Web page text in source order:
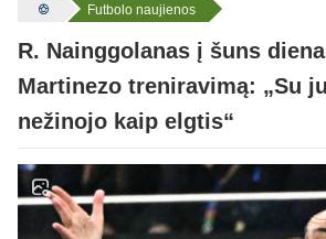
Futbolo naujienos
R. Nainggolanas į šuns
Martinezo treniravimą: „Su
nežinojo kaip elgtis“